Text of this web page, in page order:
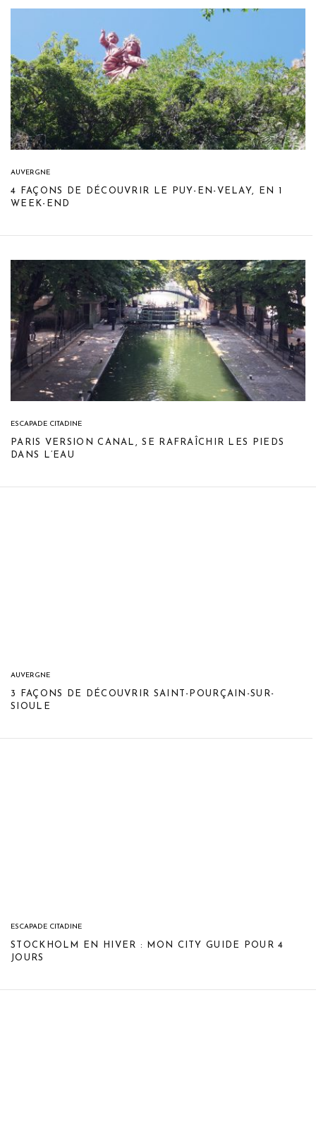
AUVERGNE
4 FAÇONS DE DÉCOUVRIR LE PUY-EN-VELAY, EN 1
WEEK-END
ESCAPADE CITADINE
PARIS VERSION CANAL, SE RAFRAÎCHIR LES PIEDS
DANS L’EAU
AUVERGNE
3 FAÇONS DE DÉCOUVRIR SAINT-POURÇAIN-SUR-
SIOULE
ESCAPADE CITADINE
STOCKHOLM EN HIVER : MON CITY GUIDE POUR 4
JOURS